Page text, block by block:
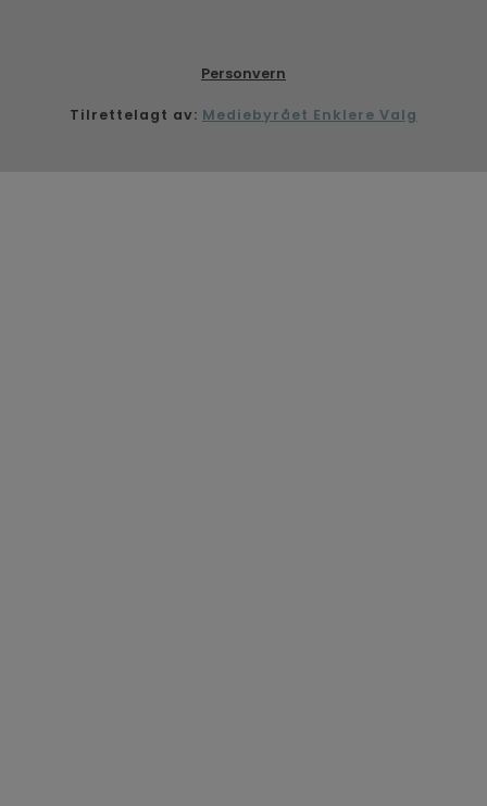
Personvern
Tilrettelagt av: Mediebyrået Enklere Valg